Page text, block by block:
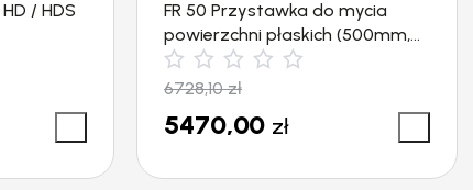
/ HDS
FR 50 Przystawka do mycia
powierzchni płaskich (500mm,
1800l/h) Kärcher
6728,10zł
5470,00 zł